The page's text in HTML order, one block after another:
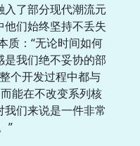
了部分现代潮流元
们始终坚持不丢失
质：“无论时间如何
我们绝不妥协的部
个开发过程中都与
能在不改变系列核
们来说是一件非常
”